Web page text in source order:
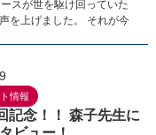
スが世を駆け回っていた
を上げました。 それが今
情報
記念！！ 森子先生に